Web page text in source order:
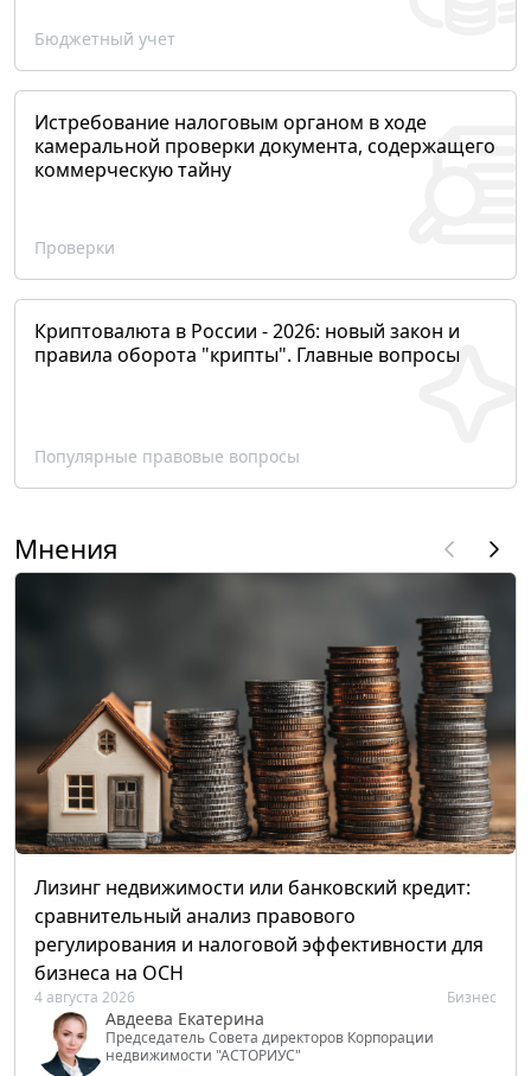
Бюджетный учет
Истребование налоговым органом в ходе
камеральной проверки документа, содержащего
коммерческую тайну
Проверки
Криптовалюта в России - 2026: новый закон и
правила оборота "крипты". Главные вопросы
Популярные правовые вопросы
Мнения
Лизинг недвижимости или банковский кредит:
сравнительный анализ правового
регулирования и налоговой эффективности для
бизнеса на ОСН
4 августа 2026 Бизнес
Авдеева Екатерина
Председатель Совета директоров Корпорации
недвижимости "АСТОРИУС"